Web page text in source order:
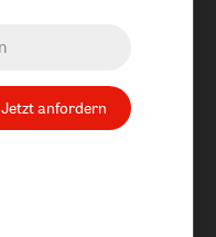
Jetzt anfordern